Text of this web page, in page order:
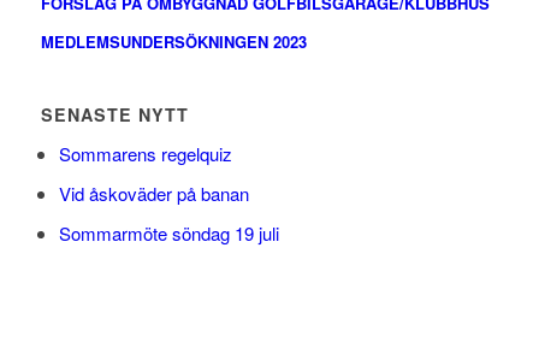
MEDLEMSUNDERSÖKNINGEN 2023
SENASTE NYTT
Sommarens regelquiz
Vid åskoväder på banan
Sommarmöte söndag 19 juli